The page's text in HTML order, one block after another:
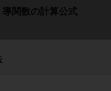
導関数の計算公式